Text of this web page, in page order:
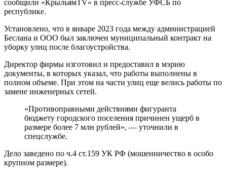
сообщили «КрыльямTV» в пресс-службе УФСБ по
республике.
Установлено, что в январе 2023 года между администрацией
Беслана и ООО был заключен муниципальный контракт на
уборку улиц после благоустройства.
Директор фирмы изготовил и предоставил в мэрию
документы, в которых указал, что работы выполнены в
полном объеме. При этом на части улиц еще велись работы по
замене инженерных сетей.
«Противоправными действиями фигуранта
бюджету городского поселения причинен ущерб в
размере более 7 млн рублей», — уточнили в
спецслужбе.
Дело заведено по ч.4 ст.159 УК РФ (мошенничество в особо
крупном размере).